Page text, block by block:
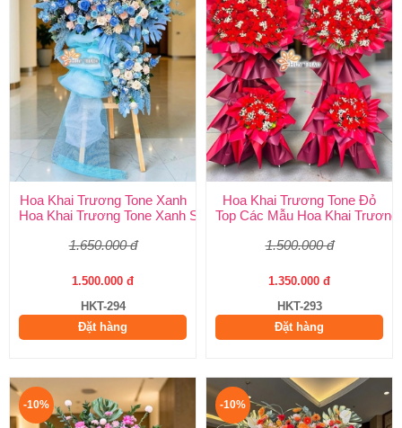
Hoa Khai Trương Tone Xanh
Hoa Khai Trương Tone Xanh Sang Trọng, Độc Đáo | Shop Hoa
1.650.000 đ
1.500.000 đ
HKT-294
Đặt hàng
Hoa Khai Trương Tone Đỏ
Top Các Mẫu Hoa Khai
1.500.000 đ
1.350.000 đ
HKT-293
Đặt hàng
-10% -10%